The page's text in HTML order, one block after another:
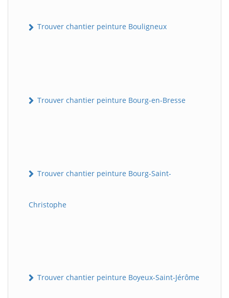
Trouver chantier peinture Bouligneux
Trouver chantier peinture Bourg-en-Bresse
Trouver chantier peinture Bourg-Saint-
Christophe
Trouver chantier peinture Boyeux-Saint-Jérôme